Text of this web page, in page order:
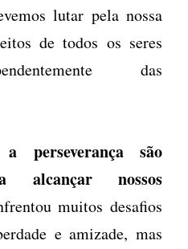
lutar pela nossa
de todos os seres
das
são
alcançar nossos
muitos desafios
e amizade, mas